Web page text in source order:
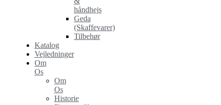
håndhejs
Geda
(Skaffevarer)
Tilbehør
Katalog
Vejledninger
Om
Os
Om
Os
Historie